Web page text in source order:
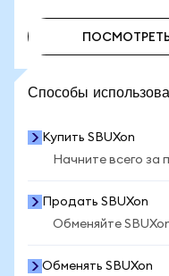
Способы
Купить SBUXon
Начните всего за
Продать SBUXon
Обменяйте
Обменять SBUXon